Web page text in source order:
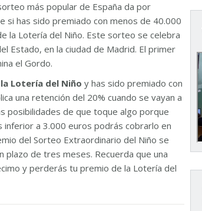
más popular de España da por
si has sido premiado con menos de 40.000
la Lotería del Niño. Este sorteo se celebra
Estado, en la ciudad de Madrid. El primer
el Gordo.
Lotería del Niño y has sido premiado con
una retención del 20% cuando se vayan a
posibilidades de que toque algo porque
inferior a 3.000 euros podrás cobrarlo en
del Sorteo Extraordinario del Niño se
de tres meses. Recuerda que una
y perderás tu premio de la Lotería del